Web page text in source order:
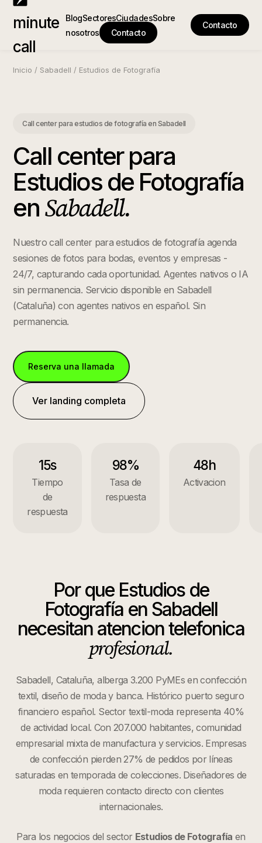
minute
call
BlogSectoresCiudadesSobre
nosotros
Contacto
Contacto
Inicio / Sabadell / Estudios de Fotografía
Call center para estudios de fotografía en Sabadell
Call center para
Estudios de Fotografía
enSabadell.
Nuestro call center para estudios de fotografía agenda
sesiones de fotos para bodas, eventos y empresas -
24/7, capturando cada oportunidad. Agentes nativos o IA
sin permanencia. Servicio disponible en Sabadell
(Cataluña) con agentes nativos en español. Sin
permanencia.
Reserva una llamada
Ver landing completa
15s
Tiempo
de
respuesta
98%
Tasa de
respuesta
48h
Activacion
Por que Estudios de
Fotografía en Sabadell
necesitan atencion telefonica
profesional.
Sabadell, Cataluña, alberga 3.200 PyMEs en confección
textil, diseño de moda y banca. Histórico puerto seguro
financiero español. Sector textil-moda representa 40%
de actividad local. Con 207.000 habitantes, comunidad
empresarial mixta de manufactura y servicios. Empresas
de confección pierden 27% de pedidos por líneas
saturadas en temporada de colecciones. Diseñadores de
moda requieren contacto directo con clientes
internacionales.
Para los negocios del sector Estudios de Fotografía en